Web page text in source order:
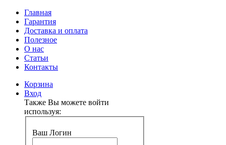
Главная
Гарантия
Доставка и оплата
Полезное
О нас
Статьи
Контакты
Корзина
Вход
Также Вы можете войти
используя:
Ваш Логин